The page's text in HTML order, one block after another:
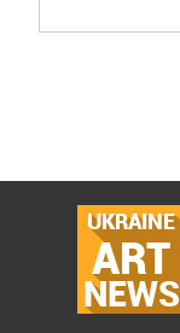
UKRAINE
ART
NEWS